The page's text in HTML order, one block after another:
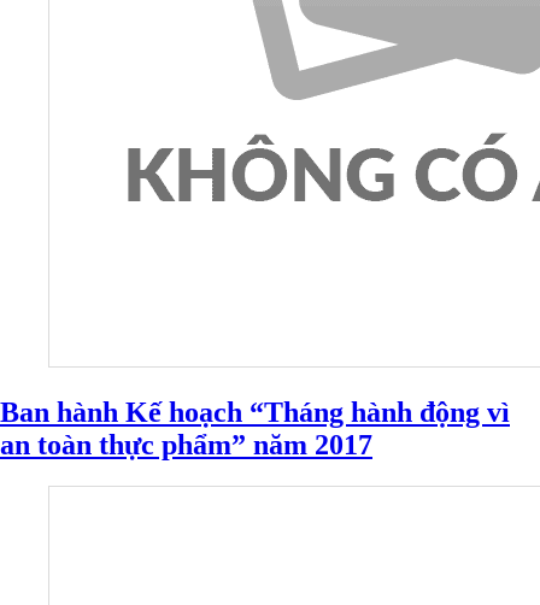
Ban hành Kế hoạch “Tháng hành động vì
an toàn thực phẩm” năm 2017